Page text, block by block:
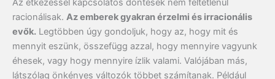
Az étkezéssel kapcsolatos döntések nem feltétlenül
racionálisak. Az emberek gyakran érzelmi és irracionális
evők. Legtöbben úgy gondoljuk, hogy az, hogy mit és
mennyit eszünk, összefügg azzal, hogy mennyire vagyunk
éhesek, vagy hogy mennyire ízlik valami. Valójában más,
látszólag önkényes változók többet számítanak. Például